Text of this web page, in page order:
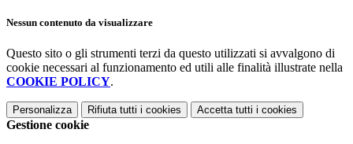
Nessun contenuto da visualizzare
Questo sito o gli strumenti terzi da questo utilizzati si avvalgono di
cookie necessari al funzionamento ed utili alle finalità illustrate nella
COOKIE POLICY.
Personalizza Rifiuta tutti i cookies Accetta tutti i cookies
Gestione cookie